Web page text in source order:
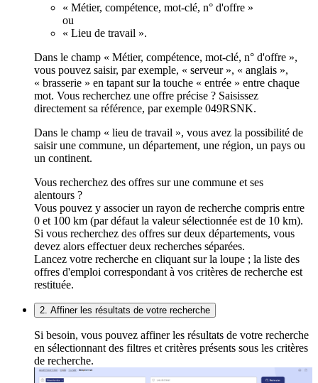
« Métier, compétence, mot-clé, n° d'offre »
ou
« Lieu de travail ».
Dans le champ « Métier, compétence, mot-clé, n° d'offre »,
vous pouvez saisir, par exemple, « serveur », « anglais »,
« brasserie » en tapant sur la touche « entrée » entre chaque
mot. Vous recherchez une offre précise ? Saisissez
directement sa référence, par exemple 049RSNK.
Dans le champ « lieu de travail », vous avez la possibilité de
saisir une commune, un département, une région, un pays ou
un continent.
Vous recherchez des offres sur une commune et ses
alentours ?
Vous pouvez y associer un rayon de recherche compris entre
0 et 100 km (par défaut la valeur sélectionnée est de 10 km).
Si vous recherchez des offres sur deux départements, vous
devez alors effectuer deux recherches séparées.
Lancez votre recherche en cliquant sur la loupe ; la liste des
offres d'emploi correspondant à vos critères de recherche est
restituée.
2. Affiner les résultats de votre recherche
Si besoin, vous pouvez affiner les résultats de votre recherche
en sélectionnant des filtres et critères présents sous les critères
de recherche.